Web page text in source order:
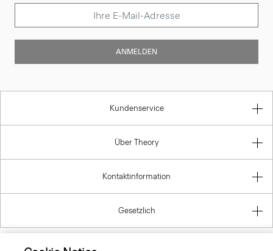
ANMELDEN
Kundenservice
Über Theory
Kontaktinformation
Gesetzlich